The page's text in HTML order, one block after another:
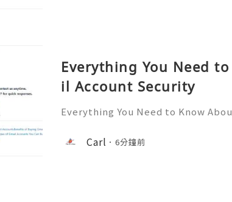
Everything You Need
il Account Security
Everything You Need to Know
ve any questions? Feel free to
ance! ➥ Our support team is
Carl 6分鐘前